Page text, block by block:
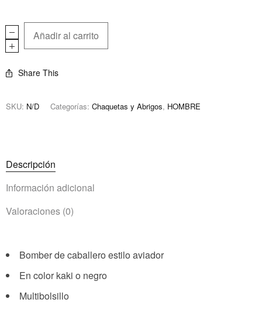
Añadir al carrito
Share This
SKU: N/D Categorías: Chaquetas y Abrigos, HOMBRE
Descripción
Información adicional
Valoraciones (0)
Bomber de caballero estilo aviador
En color kaki o negro
Multibolsillo